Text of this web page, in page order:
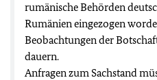
rumänische Behörden
Rumänien eingezogen
Beobachtungen der
dauern.
Anfragen zum Sachstand